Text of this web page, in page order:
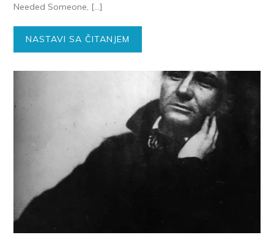
Needed Someone, […]
NASTAVI SA ČITANJEM